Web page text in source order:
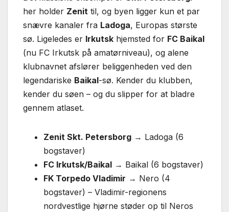
her holder Zenit til, og byen ligger kun et par
snævre kanaler fra Ladoga, Europas største
sø. Ligeledes er Irkutsk hjemsted for FC Baikal
(nu FC Irkutsk på amatørniveau), og alene
klubnavnet afslører beliggenheden ved den
legendariske Baikal-sø. Kender du klubben,
kender du søen – og du slipper for at bladre
gennem atlaset.
Zenit Skt. Petersborg → Ladoga (6
bogstaver)
FC Irkutsk/Baikal → Baikal (6 bogstaver)
FK Torpedo Vladimir → Nero (4
bogstaver) – Vladimir-regionens
nordvestlige hjørne støder op til Neros